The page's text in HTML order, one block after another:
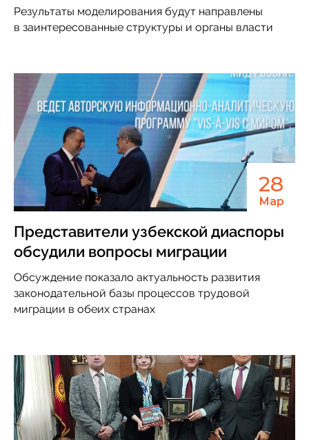
Результаты моделирования будут направлены
в заинтересованные структуры и органы власти
28
Мар
Представители узбекской диаспоры
обсудили вопросы миграции
Обсуждение показало актуальность развития
законодательной базы процессов трудовой
миграции в обеих странах